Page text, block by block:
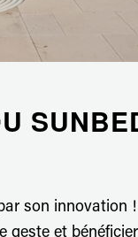
son innovation
et